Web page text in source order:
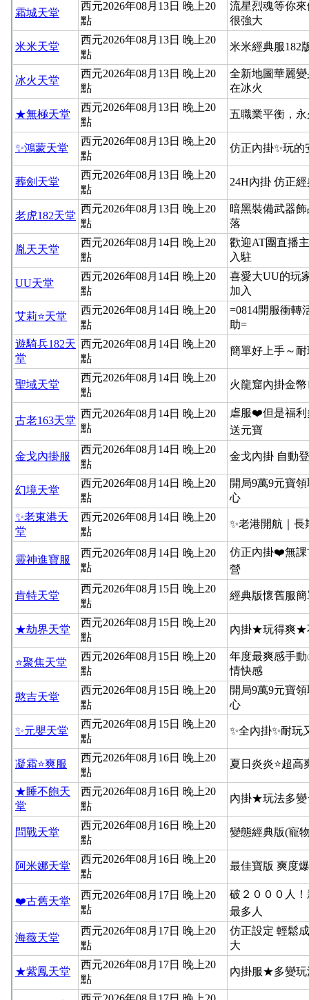
霜城天堂
西元2026年08月13日 晚上20
點
流星烈魂等你
很強大
米米天堂
西元2026年08月13日 晚上20
點
米米經典服182
冰火天堂
西元2026年08月13日 晚上20
點
全新地圖華麗
在冰火
★無極天堂
西元2026年08月13日 晚上20
點
五職業平衡，
✨鴻蒙天堂
西元2026年08月13日 晚上20
點
仿正內掛✨玩的
葬劍天堂
西元2026年08月13日 晚上20
點
24H內掛 仿正
老虎182天堂
西元2026年08月13日 晚上20
點
暗黑裝備武器
落
胤天天堂
西元2026年08月14日 晚上20
點
歡迎AT團直播
入駐
UU天堂
西元2026年08月14日 晚上20
點
喜愛大UU的玩
加入
艾莉⭐天堂
西元2026年08月14日 晚上20
點
=0814開服衝轉
助=
遊騎兵182天
堂
西元2026年08月14日 晚上20
點
簡單好上手～
聖域天堂
西元2026年08月14日 晚上20
點
火龍窟內掛金
古老163天堂
西元2026年08月14日 晚上20
點
虐服❤️但是福
送元寶
金戈內掛服
西元2026年08月14日 晚上20
點
金戈內掛 自動
幻境天堂
西元2026年08月14日 晚上20
點
開局9萬9元寶
心
✨老東港天
堂
西元2026年08月14日 晚上20
點
✨老港開航｜長
靈神進寶服
西元2026年08月14日 晚上20
點
仿正內掛❤️無
營
肯特天堂
西元2026年08月15日 晚上20
點
經典版懷舊服
★劫界天堂
西元2026年08月15日 晚上20
點
內掛★玩得爽★
⭐聚焦天堂
西元2026年08月15日 晚上20
點
年度最爽感手
情快感
憨吉天堂
西元2026年08月15日 晚上20
點
開局9萬9元寶
心
✨元嬰天堂
西元2026年08月15日 晚上20
點
✨全內掛✨耐玩
凝霜⭐爽服
西元2026年08月16日 晚上20
點
夏日炎炎⭐超高
★睡不飽天
堂
西元2026年08月16日 晚上20
點
內掛★玩法多
問戰天堂
西元2026年08月16日 晚上20
點
變態經典版(寵
阿米娜天堂
西元2026年08月16日 晚上20
點
最佳寶版 爽度
❤️古舊天堂
西元2026年08月17日 晚上20
點
破２０００人
最多人
海薇天堂
西元2026年08月17日 晚上20
點
仿正設定 輕鬆
大
★紫鳳天堂
西元2026年08月17日 晚上20
點
內掛服★多變